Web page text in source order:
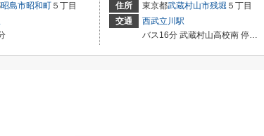
昭島市昭和町 ５丁目
住所
東京都武蔵村山市残堀 ５丁目
交通
西武立川駅
バス16分 武蔵村山高校南 停歩6分